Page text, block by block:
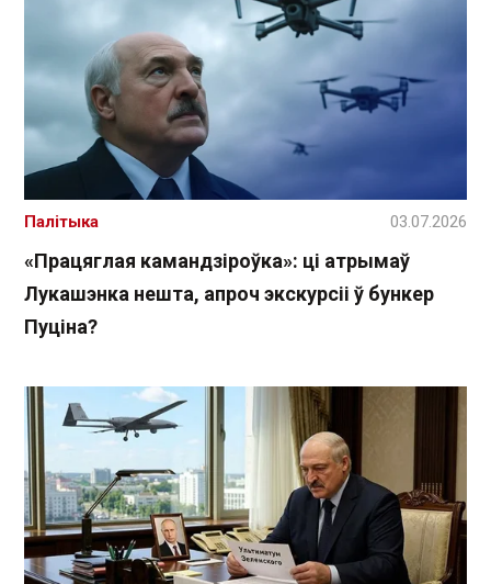
«Працяглая камандзіроўка»: ці атрымаў
Лукашэнка нешта, апроч экскурсіі ў бункер
Пуціна?
Палітыка 03.07.2026